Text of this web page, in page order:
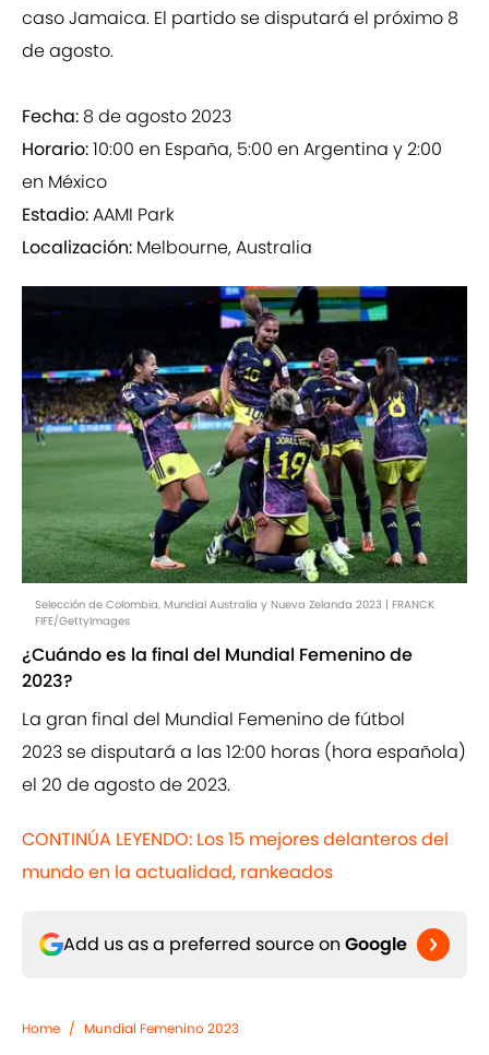
caso Jamaica. El partido se disputará el próximo 8
de agosto.
Fecha: 8 de agosto 2023
Horario:10:00 en España, 5:00 en Argentina y 2:00
en México
Estadio:AAMI Park
Localización: Melbourne, Australia
Selección de Colombia, Mundial Australia y Nueva Zelanda 2023 | FRANCK
FIFE/GettyImages
¿Cuándo es la final del Mundial Femenino de
2023?
La gran final del Mundial Femenino de fútbol
2023 se disputará a las 12:00 horas (hora española)
el 20 de agosto de 2023.
CONTINÚA LEYENDO: Los 15 mejores delanteros del
mundo en la actualidad, rankeados
Add us as a preferred source on Google
Home / Mundial Femenino 2023